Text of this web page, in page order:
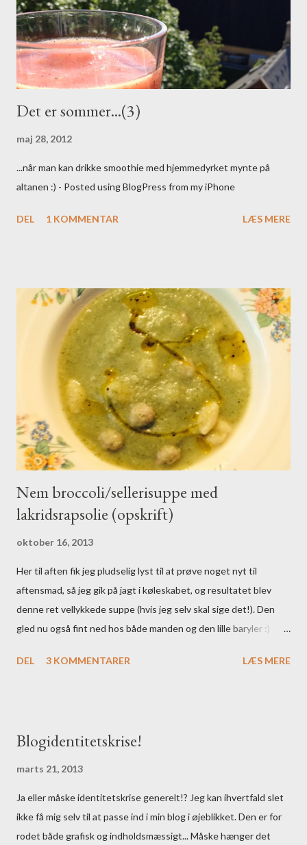
n
t
a
r
Det er sommer...(3)
maj 28, 2012
...når man kan drikke smoothie med hjemmedyrket mynte på
altanen :) - Posted using BlogPress from my iPhone
DEL 1 KOMMENTAR LÆS MERE
Nem broccoli/sellerisuppe med
lakridsrapsolie (opskrift)
oktober 16, 2013
Her til aften fik jeg pludselig lyst til at prøve noget nyt til
aftensmad, så jeg gik på jagt i køleskabet, og resultatet blev
denne ret vellykkede suppe (hvis jeg selv skal sige det!). Den
gled nu også fint ned hos både manden og den lille baryler :)
knoldsellerihoved - 1,5 L vand - 1 broccolihoved - 1
min mand er vild med, men som jeg ikke kan fordrage) - evt. kød
skæres i tern og svitses kort sammen med løget. Vandet hældes
over og bringes i kog. Broccolien skæres i stykker og tilsættes
sammen med en grøntsagsboillonterning. Det hele koges godt
DEL 3 KOMMENTARER LÆS MERE
Blogidentitetskrise!
marts 21, 2013
Ja eller måske identitetskrise generelt!? Jeg kan ihvertfald slet
ikke få mig selv til at passe ind i min blog i øjeblikket. Den er for
rodet både grafisk og indholdsmæssigt... Måske hænger det